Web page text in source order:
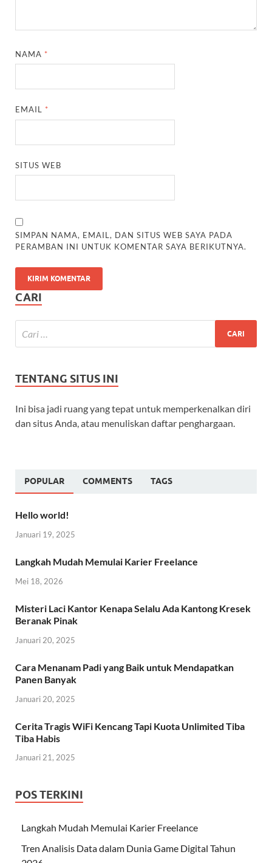
NAMA *
EMAIL *
SITUS WEB
SIMPAN NAMA, EMAIL, DAN SITUS WEB SAYA PADA
PERAMBAN INI UNTUK KOMENTAR SAYA BERIKUTNYA.
CARI
TENTANG SITUS INI
Ini bisa jadi ruang yang tepat untuk memperkenalkan diri
dan situs Anda, atau menuliskan daftar penghargaan.
POPULAR COMMENTS TAGS
Hello world!
Januari 19, 2025
Langkah Mudah Memulai Karier Freelance
Mei 18, 2026
Misteri Laci Kantor Kenapa Selalu Ada Kantong Kresek
Beranak Pinak
Januari 20, 2025
Cara Menanam Padi yang Baik untuk Mendapatkan
Panen Banyak
Januari 20, 2025
Cerita Tragis WiFi Kencang Tapi Kuota Unlimited Tiba
Tiba Habis
Januari 21, 2025
POS TERKINI
Langkah Mudah Memulai Karier Freelance
Tren Analisis Data dalam Dunia Game Digital Tahun